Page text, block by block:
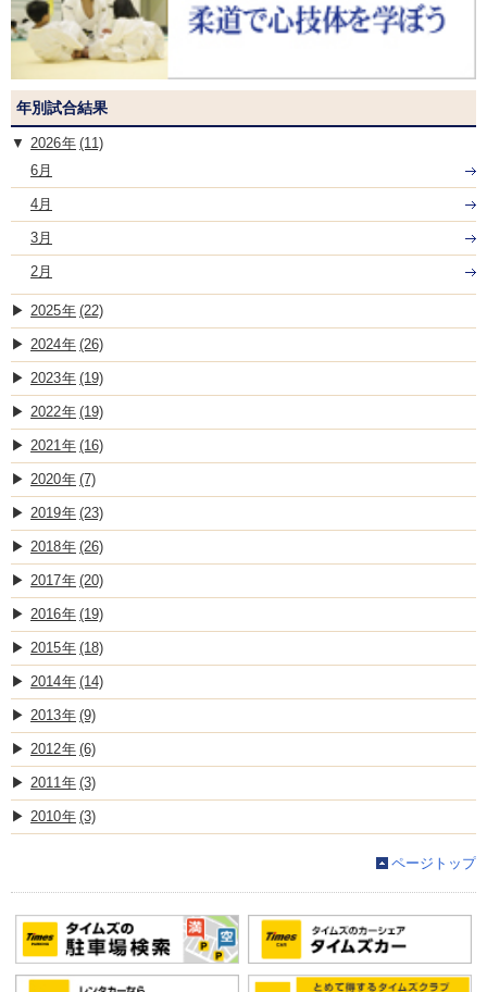
年別試合結果
2026
(11)
6月
4月
3月
2月
2025 (22)
2024 (26)
2023 (19)
2022 (19)
2021 (16)
2020 (7)
2019 (23)
2018 (26)
2017 (20)
2016 (19)
2015 (18)
2014 (14)
2013 (9)
2012 (6)
2011 (3)
2010 (3)
ページトップ